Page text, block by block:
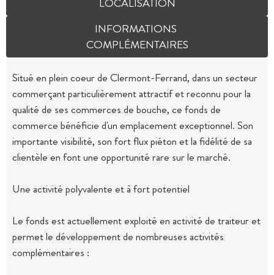
INFORMATIONS
COMPLÉMENTAIRES
Situé en plein coeur de Clermont-Ferrand, dans un secteur
commerçant particulièrement attractif et reconnu pour la
qualité de ses commerces de bouche, ce fonds de
commerce bénéficie d'un emplacement exceptionnel. Son
importante visibilité, son fort flux piéton et la fidélité de sa
clientèle en font une opportunité rare sur le marché.
Une activité polyvalente et à fort potentiel
Le fonds est actuellement exploité en activité de traiteur et
permet le développement de nombreuses activités
complémentaires :